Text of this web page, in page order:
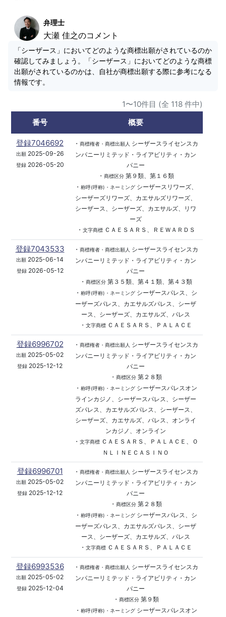
弁理士
大瀬 佳之のコメント
「シーザース」においてどのような商標出願がされているのか
確認してみましょう。「シーザース」においてどのような商標
出願がされているのかは、自社が商標出願する際に参考になる
情報です。
1〜10件目 (全 118 件中)
番号
概要
登録7046692
出願2025-09-26
登録2026-05-20
・ 商標権者・商標出願人
シーザースライセンスカ
ンパニーリミテッド・ライアビリティ・カン
パニー
・ 商標区分第９類、第１６類
・ 称呼(呼称)・ネーミングシーザースリワーズ、
シーザーズリワーズ、カエサルズリワーズ、
シーザース、シーザーズ、カエサルズ、リワ
ーズ
・ 文字商標ＣＡＥＳＡＲＳ、ＲＥＷＡＲＤＳ
登録7043533
出願 2025-06-14
登録2026-05-12
・ 商標権者・商標出願人
シーザースライセンスカ
ンパニーリミテッド・ライアビリティ・カン
パニー
・ 商標区分第３５類、第４１類、第４３類
・ 称呼(呼称)・ネーミングシーザースパレス、シ
ーザーズパレス、カエサルズパレス、シーザ
ース、シーザーズ、カエサルズ、パレス
・ 文字商標ＣＡＥＳＡＲＳ、ＰＡＬＡＣＥ
登録6996702
出願 2025-05-02
登録 2025-12-12
・ 商標権者・商標出願人
シーザースライセンスカ
ンパニーリミテッド・ライアビリティ・カン
パニー
・ 商標区分第２８類
・ 称呼(呼称)・ネーミングシーザースパレスオン
ラインカジノ、シーザースパレス、シーザー
ズパレス、カエサルズパレス、シーザース、
シーザーズ、カエサルズ、パレス、オンライ
ンカジノ、オンライン
・ 文字商標ＣＡＥＳＡＲＳ、ＰＡＬＡＣＥ、Ｏ
ＮＬＩＮＥＣＡＳＩＮＯ
登録6996701
出願 2025-05-02
登録 2025-12-12
・ 商標権者・商標出願人
シーザースライセンスカ
ンパニーリミテッド・ライアビリティ・カン
パニー
・ 商標区分第２８類
・ 称呼(呼称)・ネーミングシーザースパレス、シ
ーザーズパレス、カエサルズパレス、シーザ
ース、シーザーズ、カエサルズ、パレス
・ 文字商標ＣＡＥＳＡＲＳ、ＰＡＬＡＣＥ
登録6993536
出願 2025-05-02
登録2025-12-04
・ 商標権者・商標出願人
シーザースライセンスカ
ンパニーリミテッド・ライアビリティ・カン
パニー
・ 商標区分第９類
・ 称呼(呼称)・ネーミングシーザースパレスオン